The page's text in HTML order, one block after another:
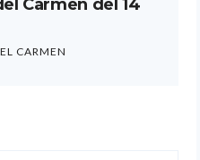
Carmen del 14
CARMEN